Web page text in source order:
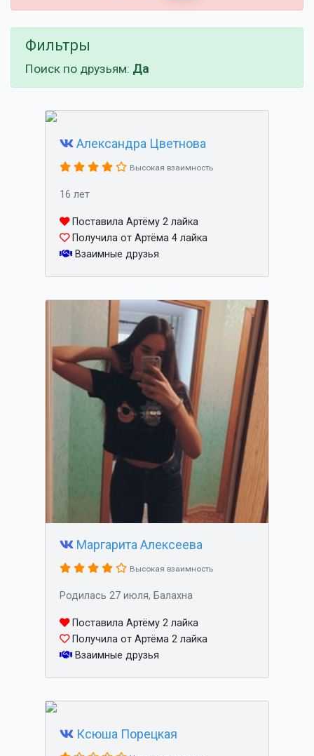
Фильтры
Поиск по друзьям: Да
Александра Цветнова
Высокая взаимность
16 лет
Поставила Артёму 2 лайка
Получила от Артёма 4 лайка
Взаимные друзья
Маргарита Алексеева
Высокая взаимность
Родилась 27 июля, Балахна
Поставила Артёму 2 лайка
Получила от Артёма 2 лайка
Взаимные друзья
Ксюша Порецкая